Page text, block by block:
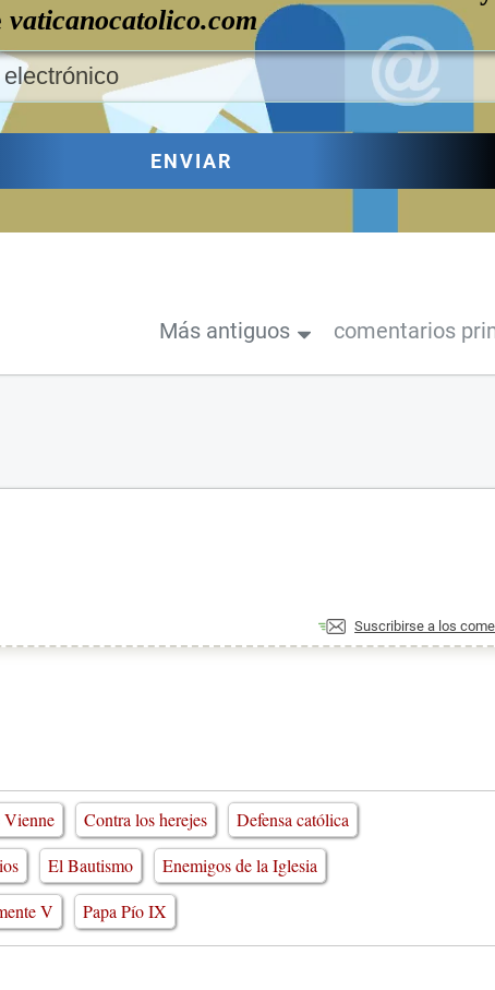
vaticanocatolico.com
ENVIAR
Más antiguos comentarios
Suscribirse a los
Contra los herejes
Defensa católica
El Bautismo
Enemigos de la Iglesia
V Papa Pío IX